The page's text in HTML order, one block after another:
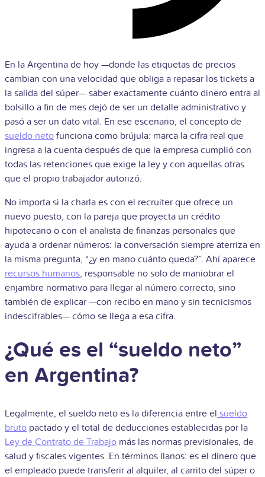
En la Argentina de hoy —donde las etiquetas de precios
cambian con una velocidad que obliga a repasar los tickets a
la salida del súper— saber exactamente cuánto dinero entra al
bolsillo a fin de mes dejó de ser un detalle administrativo y
pasó a ser un dato vital. En ese escenario, el concepto de
sueldo neto funciona como brújula: marca la cifra real que
ingresa a la cuenta después de que la empresa cumplió con
todas las retenciones que exige la ley y con aquellas otras
que el propio trabajador autorizó.
No importa si la charla es con el recruiter que ofrece un
nuevo puesto, con la pareja que proyecta un crédito
hipotecario o con el analista de finanzas personales que
ayuda a ordenar números: la conversación siempre aterriza en
la misma pregunta, “¿y en mano cuánto queda?”. Ahí aparece
recursos humanos, responsable no solo de maniobrar el
enjambre normativo para llegar al número correcto, sino
también de explicar —con recibo en mano y sin tecnicismos
indescifrables— cómo se llega a esa cifra.
¿Qué es el “sueldo neto”
en Argentina?
Legalmente, el sueldo neto es la diferencia entre el sueldo
bruto pactado y el total de deducciones establecidas por la
Ley de Contrato de Trabajo más las normas previsionales, de
salud y fiscales vigentes. En términos llanos: es el dinero que
el empleado puede transferir al alquiler, al carrito del súper o